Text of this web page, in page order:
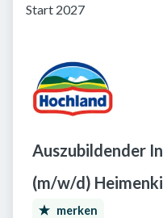
Start 2027
Auszubildender
(m/w/d)
merken